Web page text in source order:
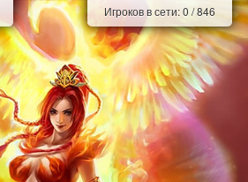
Игроков в сети:0 /846